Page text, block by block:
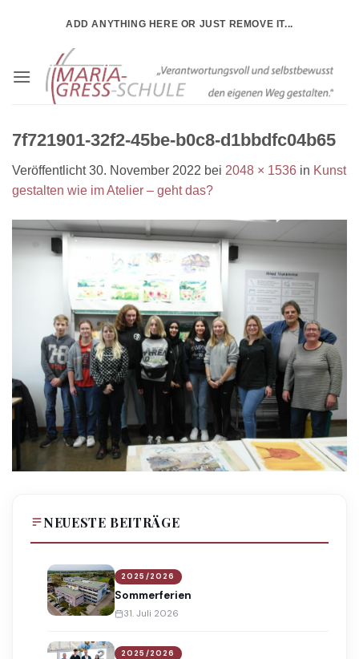
ADD ANYTHING HERE OR JUST REMOVE IT...
7f721901-32f2-45be-b0c8-d1bbdfc04b65
Veröffentlicht30. November 2022 bei 2048 × 1536 in Kunst
gestalten wie im Atelier – geht das?
NEUESTE BEITRÄGE
2025/2026
Sommerferien
31. Juli 2026
2025/2026